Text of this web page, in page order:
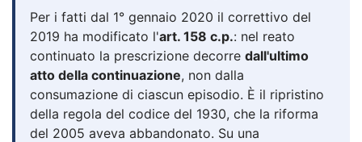
Per i fatti dal 1° gennaio 2020 il correttivo del
2019 ha modificato l'art. 158 c.p.: nel reato
continuato la prescrizione decorre dall'ultimo
atto della continuazione, non dalla
consumazione di ciascun episodio. È il ripristino
della regola del codice del 1930, che la riforma
del 2005 aveva abbandonato. Su una